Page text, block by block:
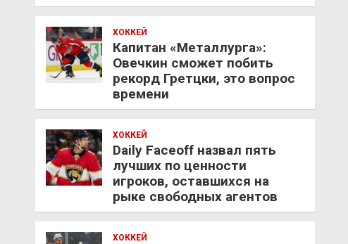
ХОККЕЙ
Капитан «Металлурга»:
Овечкин сможет побить
рекорд Гретцки, это вопрос
времени
ХОККЕЙ
Daily Faceoff назвал пять
лучших по ценности
игроков, оставшихся на
рыке свободных агентов
ХОККЕЙ